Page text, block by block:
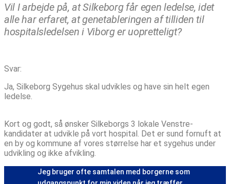
Vil I arbejde på, at Silkeborg får egen ledelse, idet
alle har erfaret, at genetableringen af tilliden til
hospitalsledelsen i Viborg er uopretteligt?
Svar:
Ja, Silkeborg Sygehus skal udvikles og have sin helt egen
ledelse.
Kort og godt, så ønsker Silkeborgs 3 lokale Venstre-
kandidater at udvikle på vort hospital. Det er sund fornuft at
en by og kommune af vores størrelse har et sygehus under
udvikling og ikke afvikling.
Jeg bruger ofte samtalen med borgerne som